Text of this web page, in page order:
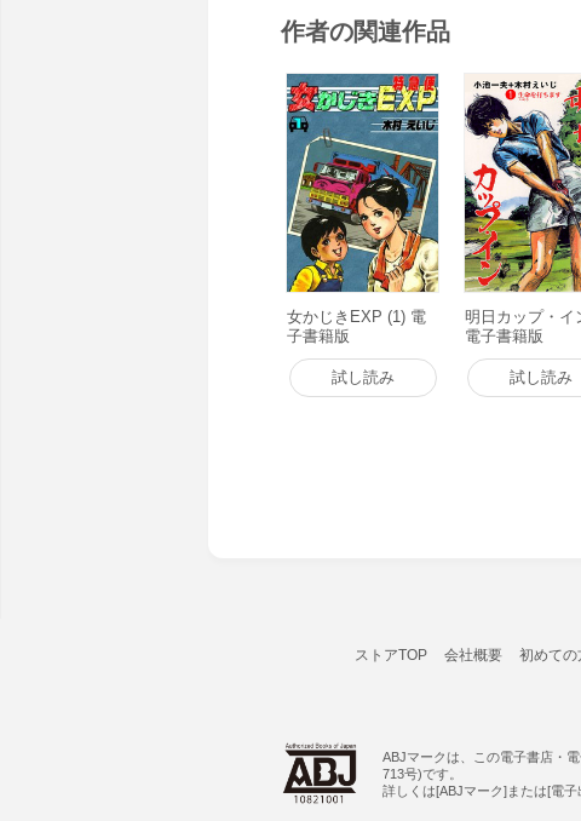
作者の関連作品
女かじきEXP (1) 電
子書籍版
試し読み
明日カップ・イ
電子書籍版
試し読み
ストアTOP 会社概要 初めての
ABJマークは、この電子書店・
713号)です。
詳しくは[ABJマーク]または[電